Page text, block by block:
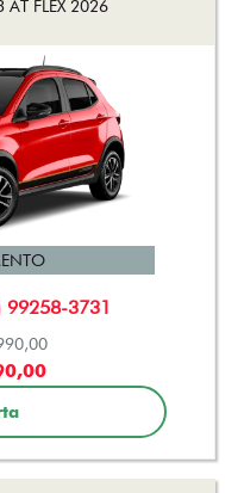
AT FLEX 2026
99258-3731